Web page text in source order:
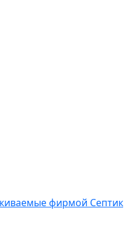
фирмой Септик